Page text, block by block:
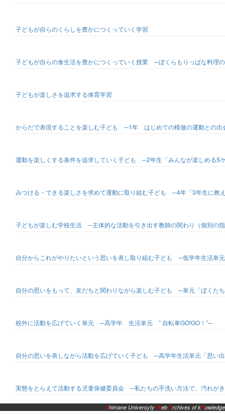
子どもが自らのくらしを豊かにつくっていく学習
子どもが自らの食生活を豊かにつくっていく授業 ─ぼくらもりっぱな料理
子どもが楽しさを追求する体育学習
からだで表現することを楽しむ子ども ─1年 はじめての模倣の運動との出
運動を楽しくする条件を追求していく子ども ─2年生「みんなが楽しめるS
みつける・できる楽しさを求めて運動に取り組む子ども ─4年「3年生に教
子どもが楽しむ学校生活 ─主体的な活動を引き出す教師の関わり（個別の
自分からこれがやりたいという思いを表し取り組む子ども ─低学年生活単
自分の思いをもって、友だちと関わりながら楽しむ子ども ─単元「ぼくた
校外に活動を広げていく単元 ─高学年 生活単元 ” 自転車GO!GO！”─
自分の思いを表しながら活動を広げていく子ども ─高学年生活単元「思い
実態をとらえて活動する児童保健委員会 ─私たちの手洗い方法で、汚れが
Shimane Universyty WebArchives of kNowledge